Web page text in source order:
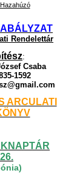
Rendelettár
:
Csaba
1592
ARCULATI